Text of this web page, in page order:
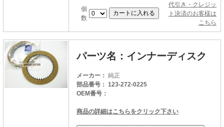
個
数
代引き・クレジッ
ト決済のお客様は
こちら
パーツ名：インナーディスク
メーカー： 純正
部品番号： 123-272-0225
OEM番号：
商品の詳細はこちらをクリック下さい